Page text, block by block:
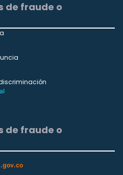
de fraude o
de fraude o